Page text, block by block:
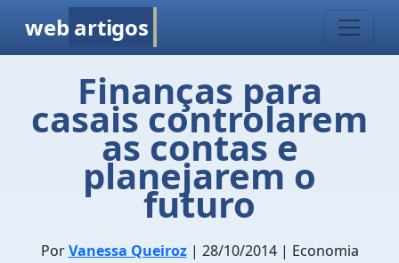
web artigos
Finanças para
casais controlarem
as contas e
planejarem o
futuro
PorVanessa Queiroz| 28/10/2014 | Economia